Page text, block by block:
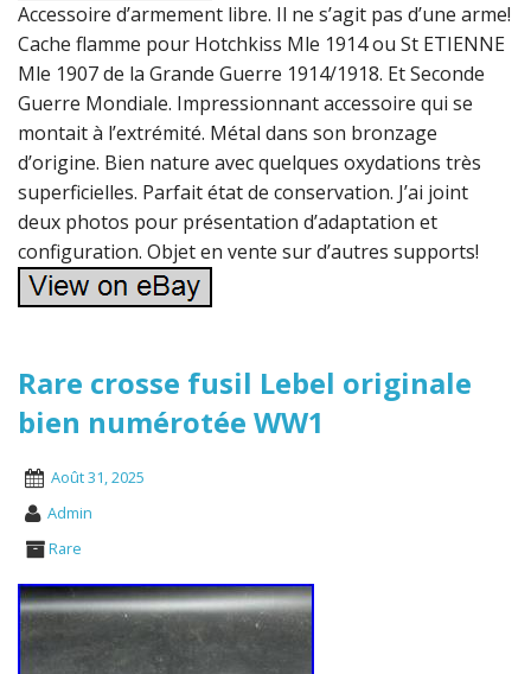
Accessoire d’armement libre. Il ne s’agit pas d’une arme!
Cache flamme pour Hotchkiss Mle 1914 ou St ETIENNE
Mle 1907 de la Grande Guerre 1914/1918. Et Seconde
Guerre Mondiale. Impressionnant accessoire qui se
montait à l’extrémité. Métal dans son bronzage
d’origine. Bien nature avec quelques oxydations très
superficielles. Parfait état de conservation. J’ai joint
deux photos pour présentation d’adaptation et
configuration. Objet en vente sur d’autres supports!
Rare crosse fusil Lebel originale
bien numérotée WW1
Août 31, 2025
Admin
Rare